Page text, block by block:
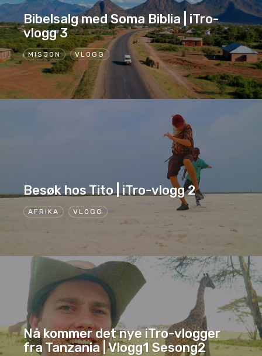
MISJON VLOGG
Bibelsalg med Soma Biblia | iTro-
vlogg 3
AFRIKA VLOGG
Besøk hos Tito | iTro-vlogg 2
Nå kommer det nye iTro-vlogger
fra Tanzania | Vlogg1 Sesong2